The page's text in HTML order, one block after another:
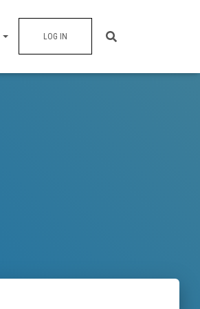
LOG IN